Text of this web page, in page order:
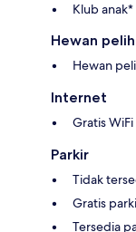
Klub anak*
Hewan
Hewan
Internet
Gratis
Parkir
Tidak
Gratis
Tersedia